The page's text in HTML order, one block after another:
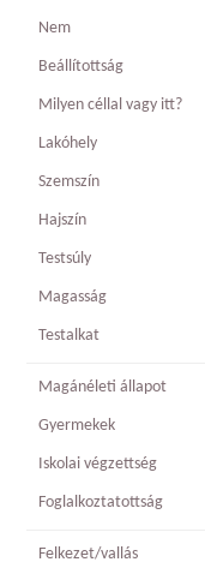
Nem
Beállítottság
Milyen céllal vagy itt?
Lakóhely
Szemszín
Hajszín
Testsúly
Magasság
Testalkat
Magánéleti állapot
Gyermekek
Iskolai végzettség
Foglalkoztatottság
Felkezet/vallás